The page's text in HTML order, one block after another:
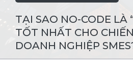
TẠI SAO NO-CODE LÀ
TỐT NHẤT CHO
DOANH NGHIỆP